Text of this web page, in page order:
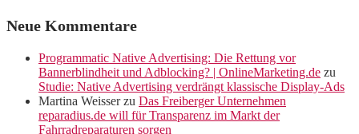
Neue Kommentare
Programmatic Native Advertising: Die Rettung vor
Bannerblindheit und Adblocking? | OnlineMarketing.de zu
Studie: Native Advertising verdrängt klassische Display-Ads
Martina Weisserzu Das Freiberger Unternehmen
reparadius.de will für Transparenz im Markt der
Fahrradreparaturen sorgen